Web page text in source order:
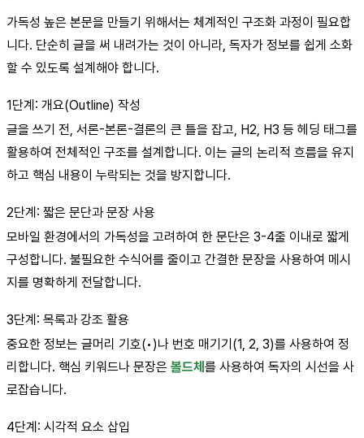
가독성 높은 본문을 만들기 위해서는 체계적인 구조화 과정이 필요합
니다. 단순히 글을 써 내려가는 것이 아니라, 독자가 정보를 쉽게 소화
할 수 있도록 설계해야 합니다.
1단계: 개요(Outline) 작성
글을 쓰기 전, 서론-본론-결론의 큰 틀을 잡고, H2, H3 등 헤딩 태그를
활용하여 전체적인 구조를 설계합니다. 이는 글의 논리적 흐름을 유지
하고 핵심 내용이 누락되는 것을 방지합니다.
2단계: 짧은 문단과 문장 사용
모바일 환경에서의 가독성을 고려하여 한 문단은 3-4줄 이내로 짧게
구성합니다. 불필요한 수식어를 줄이고 간결한 문장을 사용하여 메시
지를 명확하게 전달합니다.
3단계: 목록과 강조 활용
중요한 정보는 글머리 기호(•)나 번호 매기기(1, 2, 3)를 사용하여 정
리합니다. 핵심 키워드나 문장은 볼드체 를 사용하여 독자의 시선을 사
로잡습니다.
4단계: 시각적 요소 삽입